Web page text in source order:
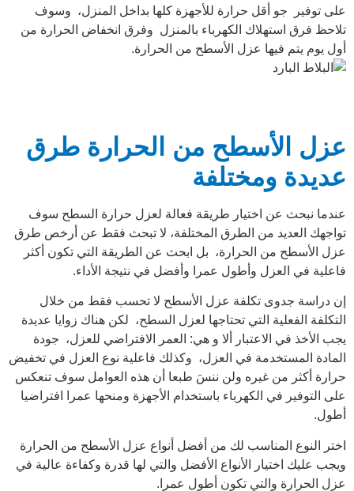
على توفير
جو أقل حرارة للأجهزة كلها بداخل المنزل، وسوف
تلاحظ فرق استهلاك الكهرباء بالمنزل وفرق انخفاض الحرارة من
أول يوم يتم فيها عزل الأسطح من الحرارة.
عزل الأسطح من الحرارة طرق
عديدة ومختلفة
عندما نبحث عن اختيار طريقة فعالة لعزل حرارة السطح سوف
تواجهك العديد من الطرق المختلفة، لا تبحث فقط عن أرخص طرق
عزل الأسطح من الحرارة، بل ابحث عن الطريقة التي تكون أكثر
فاعلية في العزل وأطول عمرا وأفضل في نتيجة الأداء.
إن دراسة جدوى تكلفة عزل الأسطح لا تحسب فقط من خلال
التكلفة الفعلية التي تحتاجها لعزل السطح، لكن هناك زوايا عديدة
يجب الأخذ في الاعتبار ألا و هي: العمر الافتراضي للعزل، جودة
المادة المستخدمة في العزل، وكذلك فاعلية نوع العزل في تخفيض
حرارة أكثر من غيره ولن ننسَ طبعا أن هذه العوامل سوف تنعكس
على التوفير في الكهرباء باستخدام الأجهزة ومنحها عمرا افتراضيا
أطول.
اختر النوع المناسب لك من أفضل أنواع عزل الأسطح من الحرارة
ويجب عليك اختيار الأنواع الأفضل والتي لها قدرة وكفاءة عالية في
عزل الحرارة والتي تكون أطول عمرا.